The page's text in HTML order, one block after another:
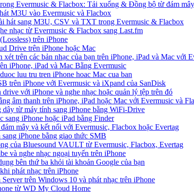
Evermusic & Flacbox: Tải xuống & Đồng bộ từ đám
M3U vào Evermusic và Flacbox
hát sang M3U, CSV và TXT trong Evermusic & Flacbox
nhạc từ Evermusic & Flacbox sang Last.fm
trên iPhone
Drive trên iPhone hoặc Mac
xét trên các bản nhạc của bạn trên iPhone, iPad và Mac với
iPhone, iPad và Mac Bằng Evermusic
luu tru tren iPhone hoac Mac cua ban
trên iPhone với Evermusic và iXpand của SanDisk
với iPhone và nghe nhạc hoặc quản lý tệp trên đó
âm thanh trên iPhone, iPad hoặc Mac với Evermusic và
dây từ máy tính sang iPhone bằng WiFi-Drive
sang iPhone hoặc iPad bằng Finder
mây và kết nối với Evermusic, Flacbox hoặc Evertag
iPhone bằng giao thức SMB
của Bluesound VAULT từ Evermusic, Flacbox, Evertag
và nghe nhạc ngoại tuyến trên iPhone
bên thứ ba khỏi tài khoản Google của bạn
phát nhạc trên iPhone
trên Windows 10 và phát nhạc trên iPhone
từ WD My Cloud Home